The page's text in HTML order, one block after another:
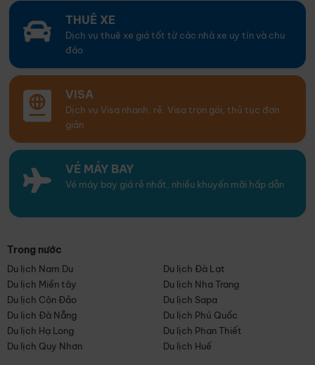
THUÊ XE
Dịch vụ thuê xe giá tốt từ các nhà xe uy tín và chu
đáo
VISA
Dịch vụ Visa nhanh, rẻ. Visa trọn gói, thủ tục đơn
giản
VÉ MÁY BAY
Vé máy bay giá rẻ nhất, nhiều khuyến mãi hấp dẫn
Trong nước
Du lịch Nam Du
Du lịch Đà Lạt
Du lịch Miền tây
Du lịch Nha Trang
Du lịch Côn Đảo
Du lịch Sapa
Du lịch Đà Nẵng
Du lịch Phú Quốc
Du lịch Hạ Long
Du lịch Phan Thiết
Du lịch Quy Nhơn
Du lịch Huế